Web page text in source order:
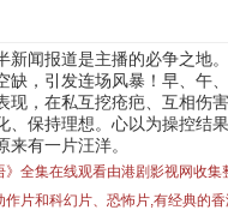
新闻报道是主播的必争之地
缺，引发连场风暴！早、午
现，在私互挖疮疤、互相伤
、保持理想。心以为操控结
来有一片汪洋。
》全集在线观看由港剧影视网收
作片和科幻片、恐怖片,有经典的